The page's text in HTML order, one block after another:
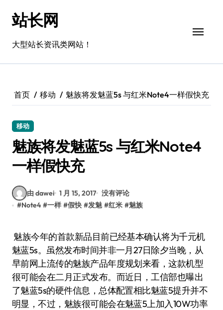
站长网
大型站长资讯类网站！
首页 移动 魅族将发魅蓝5s 与红米Note4一样假快充
移动
魅族将发魅蓝5s 与红米Note4
一样假快充
由 dawei 1 月 15, 2017 没有评论
#Note4 #一样 #假快 #发魅 #红米 #魅族
魅族今年的首款新品目前已经基本确认将为千元机
魅蓝5s。虽然发布时间并非一月27日除夕当晚，从
早前网上流传的魅族产品年度规划来看，这款机型
很可能会在二月正式发布。而近日，工信部也曝出
了魅蓝5s的硬件信息，总体配置相比魅蓝5提升并不
明显，不过，魅族很可能会在魅蓝5上加入10W功率